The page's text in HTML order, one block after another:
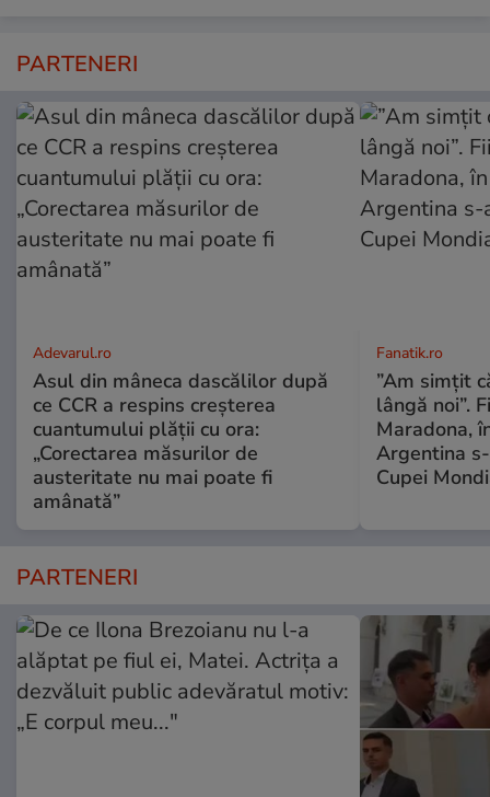
PARTENERI
Adevarul.ro
Asul din mâneca dascălilor după
ce CCR a respins creșterea
cuantumului plății cu ora:
„Corectarea măsurilor de
austeritate nu mai poate fi
amânată”
Fanatik.ro
”Am simțit
lângă noi”.
Maradona,
Argentina
Cupei
PARTENERI